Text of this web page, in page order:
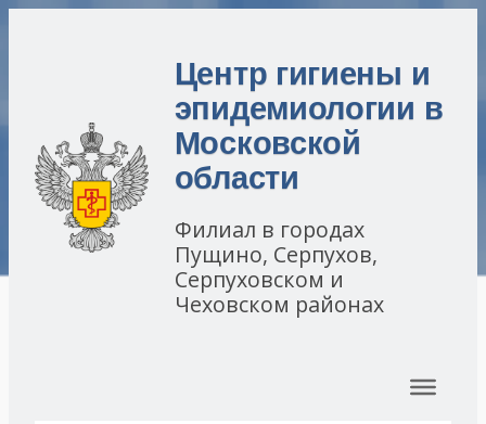
Центр гигиены и
эпидемиологии в
Московской
области
Филиал в городах
Пущино, Серпухов,
Серпуховском и
Чеховском районах